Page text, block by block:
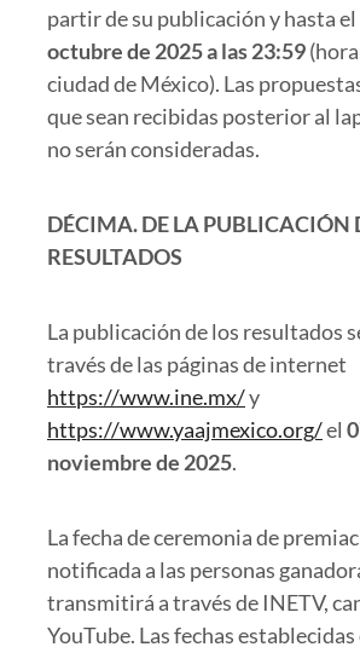
partir de su publicación y hasta el
octubre de 2025 a las 23:59
ciudad de México). Las
que sean recibidas posterior al
no serán consideradas.
DÉCIMA.DE LA PUBLICACIÓN
RESULTADOS
La publicación de los resultados
través de las páginas de internet
https://www.ine.mx/y
https://www.yaajmexico.org/el
noviembre de 2025.
La fecha de ceremonia de
notificada a las personas
transmitirá a través de INETV,
YouTube. Las fechas